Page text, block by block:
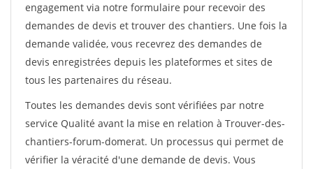
engagement via notre formulaire pour recevoir des
demandes de devis et trouver des chantiers. Une fois la
demande validée, vous recevrez des demandes de
devis enregistrées depuis les plateformes et sites de
tous les partenaires du réseau.
Toutes les demandes devis sont vérifiées par notre
service Qualité avant la mise en relation à Trouver-des-
chantiers-forum-domerat. Un processus qui permet de
vérifier la véracité d'une demande de devis. Vous